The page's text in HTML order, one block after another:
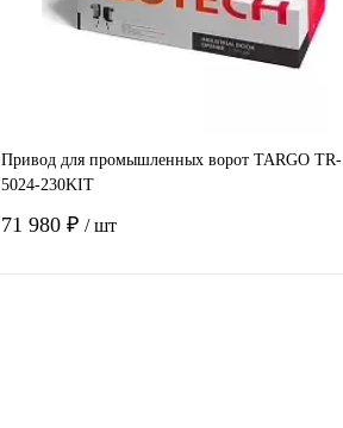
В избранное В наличии
Привод для промышленных ворот TARGO TR-
5024-230KIT
71 980 ₽ / шт